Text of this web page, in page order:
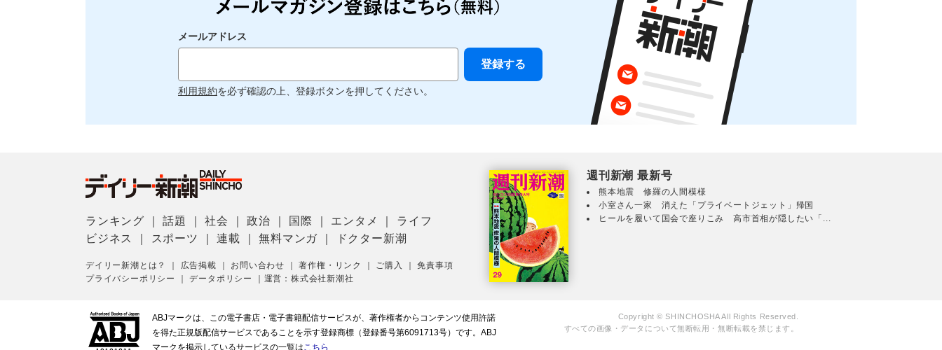
メールアドレス
利用規約を必ず確認の上、登録ボタンを押してください。
ランキング ｜話題 ｜社会 ｜政治 国際 エンタメ
ライフ
ビジネス
スポーツ ｜連載 ｜無料マンガ ドクター新潮
デイリー新潮とは？ ｜ 広告掲載 ｜ お問い合わせ ｜著作権・リンク ｜ ご購入 ｜免責事項
プライバシーポリシー
｜データポリシー ｜ 運営：株式会社新潮社
週刊新潮 最新号
熊本地震 修羅の人間模様
小室さん一家 消えた「プライベートジェット」帰国
ヒールを履いて国会で座りこみ 高市首相が隠したい「...
ABJマークは、この電子書店・電子書籍配信サービスが、著作権者からコンテンツ使用許諾
を得た正規版配信サービスであることを示す登録商標（登録番号第6091713号）です。ABJ
マークを掲示しているサービスの一覧はこちら
Copyright © SHINCHOSHA All Rights Reserved.
すべての画像・データについて無断転用・無断転載を禁じます。